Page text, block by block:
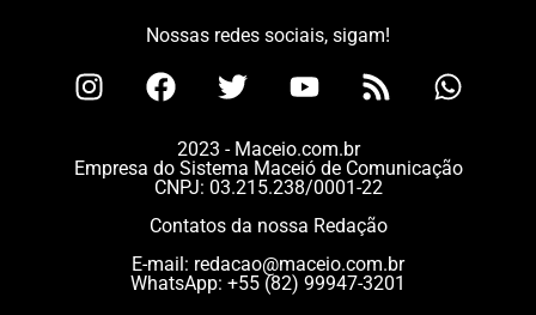
Nossas redes sociais, sigam!
2023 - Maceio.com.br
Empresa do Sistema Maceió de Comunicação
CNPJ: 03.215.238/0001-22
Contatos da nossa Redação
E-mail: redacao@maceio.com.br
WhatsApp: +55 (82) 99947-3201